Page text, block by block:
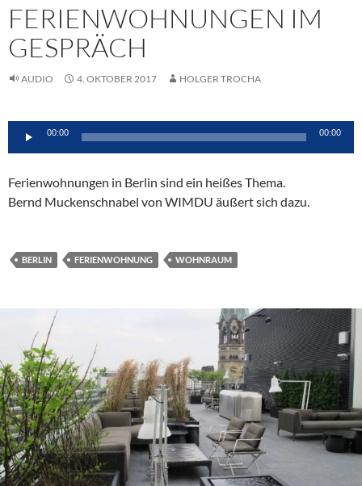
FERIENWOHNUNGEN IM
GESPRÄCH
AUDIO 4. OKTOBER 2017 HOLGER TROCHA
Audio-
00:00 00:00
Ferienwohnungen in Berlin sind ein heißes Thema.
Bernd Muckenschnabel von WIMDU äußert sich dazu.
BERLIN FERIENWOHNUNG WOHNRAUM